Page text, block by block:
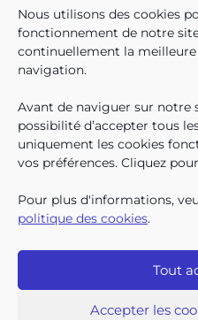
Nous utilisons des cookies
fonctionnement de notre
continuellement la meilleure
navigation.
Avant de naviguer sur notre
possibilité d’accepter tous
uniquement les cookies
vos préférences. Cliquez
Pour plus d'informations,
politique des cookies.
Tout
Accepter les
En décembre 2025, 304.966
enfants bruxellois avaient
aux allocations familiales.
Parmi eux, 128.222
supplément social en plus
montant de base de leurs all
QUI SOMMES-
TRAVAILLER
TOUTES LES
TRANSPARENCE
CONTACTEZ-
PRESSE
PLAINTES
Iriscare • 71 rue
Déclaration